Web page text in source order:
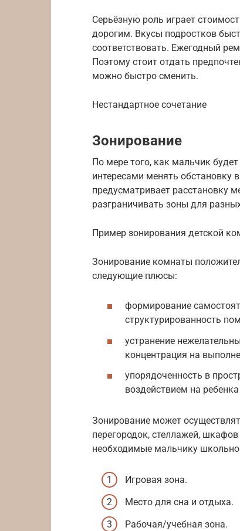
Серьёзную роль играет
дорогим. Вкусы подростков
соответствовать. Ежегодный
Поэтому стоит отдать
можно быстро сменить.
Нестандартное сочетание
Зонирование
По мере того, как мальчик
интересами менять обстановку
предусматривает расстановку
разграничивать зоны для
Пример зонирования детской
Зонирование комнаты
следующие плюсы:
формирование
структурированность
устранение
концентрация на
упорядоченность в
воздействием на
Зонирование может
перегородок, стеллажей,
необходимые мальчику
Игровая зона.
Место для сна и отдыха.
Рабочая/учебная зона.